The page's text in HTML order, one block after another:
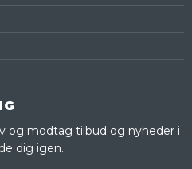
og modtag tilbud og nyheder i
dig igen.